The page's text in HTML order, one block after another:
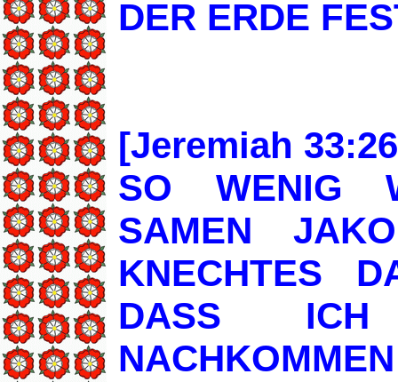
DER ERDE
[Jeremiah
SO WENIG
SAMEN
KNECHTES
DASS